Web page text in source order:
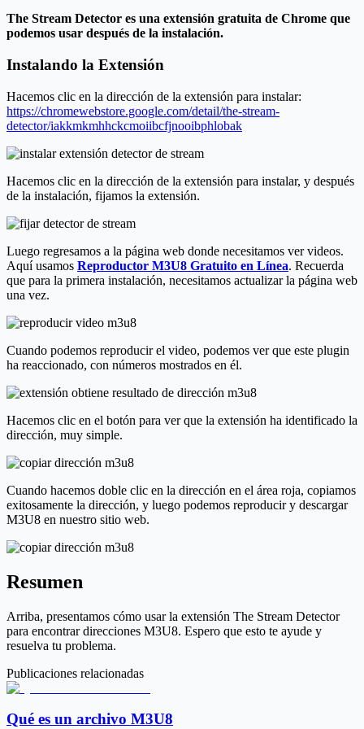
The Stream Detector es una extensión gratuita de Chrome que
podemos usar después de la instalación.
Instalando la Extensión
Hacemos clic en la dirección de la extensión para instalar:
https://chromewebstore.google.com/detail/the-stream-
detector/iakkmkmhhckcmoiibcfjnooibphlobak
Hacemos clic en la dirección de la extensión para instalar, y después
de la instalación, fijamos la extensión.
Luego regresamos a la página web donde necesitamos ver videos.
Aquí usamos Reproductor M3U8 Gratuito en Línea. Recuerda
que para la primera instalación, necesitamos actualizar la página web
una vez.
Cuando podemos reproducir el video, podemos ver que este plugin
ha reaccionado, con números mostrados en él.
Hacemos clic en el botón para ver que la extensión ha identificado la
dirección, muy simple.
Cuando hacemos doble clic en la dirección en el área roja, copiamos
exitosamente la dirección, y luego podemos reproducir y descargar
M3U8 en nuestro sitio web.
Resumen
Arriba, presentamos cómo usar la extensión The Stream Detector
para encontrar direcciones M3U8. Espero que esto te ayude y
resuelva tu problema.
Publicaciones relacionadas
Qué es un archivo M3U8